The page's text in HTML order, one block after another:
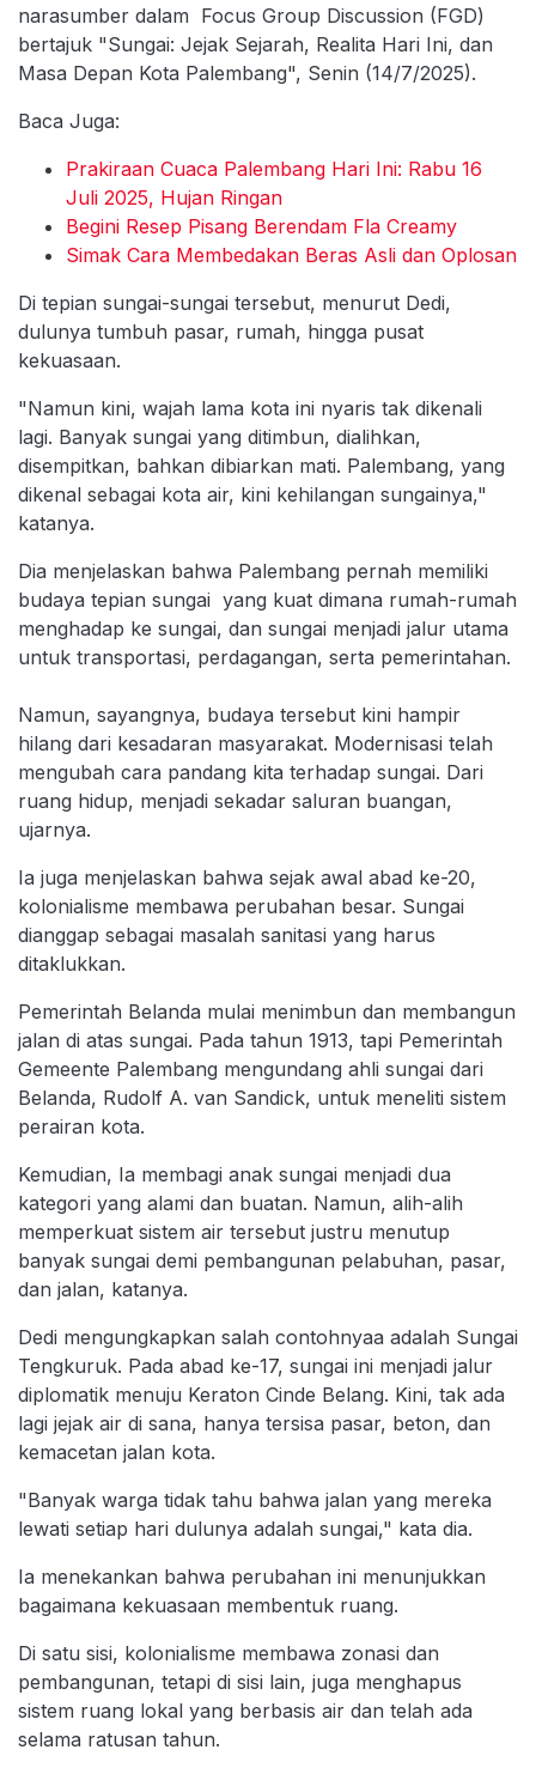
narasumber dalam Focus Group Discussion (FGD)
bertajuk "Sungai: Jejak Sejarah, Realita Hari Ini, dan
Masa Depan Kota Palembang", Senin (14/7/2025).
Baca Juga:
Prakiraan Cuaca Palembang Hari Ini: Rabu 16
Juli 2025, Hujan Ringan
Begini Resep Pisang Berendam Fla Creamy
Simak Cara Membedakan Beras Asli dan Oplosan
Di tepian sungai-sungai tersebut, menurut Dedi,
dulunya tumbuh pasar, rumah, hingga pusat
kekuasaan.
"Namun kini, wajah lama kota ini nyaris tak dikenali
lagi. Banyak sungai yang ditimbun, dialihkan,
disempitkan, bahkan dibiarkan mati. Palembang, yang
dikenal sebagai kota air, kini kehilangan sungainya,"
katanya.
Dia menjelaskan bahwa Palembang pernah memiliki
budaya tepian sungai yang kuat dimana rumah-rumah
menghadap ke sungai, dan sungai menjadi jalur utama
untuk transportasi, perdagangan, serta pemerintahan.
Namun, sayangnya, budaya tersebut kini hampir
hilang dari kesadaran masyarakat. Modernisasi telah
mengubah cara pandang kita terhadap sungai. Dari
ruang hidup, menjadi sekadar saluran buangan,
ujarnya.
Ia juga menjelaskan bahwa sejak awal abad ke-20,
kolonialisme membawa perubahan besar. Sungai
dianggap sebagai masalah sanitasi yang harus
ditaklukkan.
Pemerintah Belanda mulai menimbun dan membangun
jalan di atas sungai. Pada tahun 1913, tapi Pemerintah
Gemeente Palembang mengundang ahli sungai dari
Belanda, Rudolf A. van Sandick, untuk meneliti sistem
perairan kota.
Kemudian, Ia membagi anak sungai menjadi dua
kategori yang alami dan buatan. Namun, alih-alih
memperkuat sistem air tersebut justru menutup
banyak sungai demi pembangunan pelabuhan, pasar,
dan jalan, katanya.
Dedi mengungkapkan salah contohnyaa adalah Sungai
Tengkuruk. Pada abad ke-17, sungai ini menjadi jalur
diplomatik menuju Keraton Cinde Belang. Kini, tak ada
lagi jejak air di sana, hanya tersisa pasar, beton, dan
kemacetan jalan kota.
"Banyak warga tidak tahu bahwa jalan yang mereka
lewati setiap hari dulunya adalah sungai," kata dia.
Ia menekankan bahwa perubahan ini menunjukkan
bagaimana kekuasaan membentuk ruang.
Di satu sisi, kolonialisme membawa zonasi dan
pembangunan, tetapi di sisi lain, juga menghapus
sistem ruang lokal yang berbasis air dan telah ada
selama ratusan tahun.